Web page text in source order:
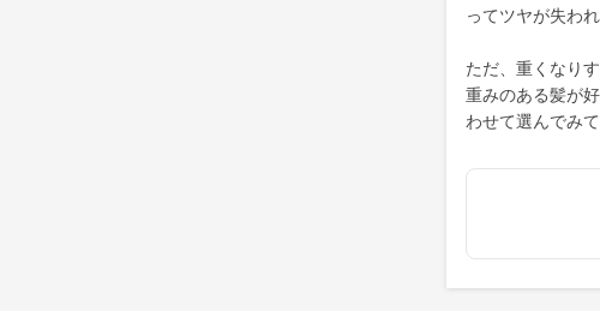
ってツヤが失わ
ただ、重くなり
重みのある髪が
わせて選んでみて